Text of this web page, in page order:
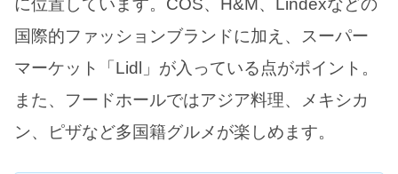
に位置しています。COS、H&M、Lindexなどの
国際的ファッションブランドに加え、スーパー
マーケット「Lidl」が入っている点がポイント。
また、フードホールではアジア料理、メキシカ
ン、ピザなど多国籍グルメが楽しめます。